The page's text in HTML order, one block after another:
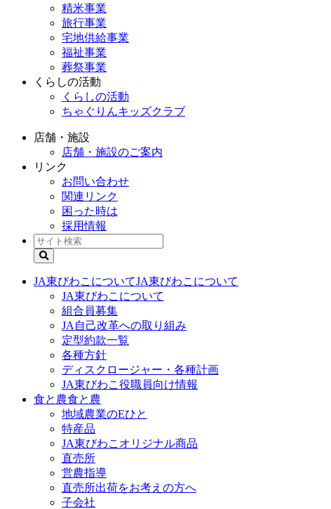
精米事業
旅行事業
宅地供給事業
福祉事業
葬祭事業
くらしの活動
くらしの活動
ちゃぐりんキッズクラブ
店舗・施設
店舗・施設のご案内
リンク
お問い合わせ
関連リンク
困った時は
採用情報
JA東びわこについてJA東びわこについて
JA東びわこについて
組合員募集
JA自己改革への取り組み
定型約款一覧
各種方針
ディスクロージャー・各種計画
JA東びわこ役職員向け情報
食と農食と農
地域農業のEひと
特産品
JA東びわこオリジナル商品
直売所
営農指導
直売所出荷をお考えの方へ
子会社